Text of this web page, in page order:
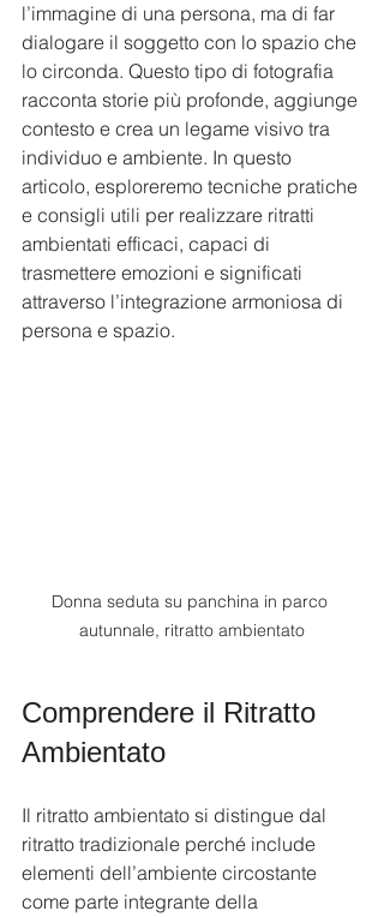
l’immagine di una persona, ma di far
dialogare il soggetto con lo spazio che
lo circonda. Questo tipo di fotografia
racconta storie più profonde, aggiunge
contesto e crea un legame visivo tra
individuo e ambiente. In questo
articolo, esploreremo tecniche pratiche
e consigli utili per realizzare ritratti
ambientati efficaci, capaci di
trasmettere emozioni e significati
attraverso l’integrazione armoniosa di
persona e spazio.
Donna seduta su panchina in parco
autunnale, ritratto ambientato
Comprendere il Ritratto
Ambientato
Il ritratto ambientato si distingue dal
ritratto tradizionale perché include
elementi dell’ambiente circostante
come parte integrante della